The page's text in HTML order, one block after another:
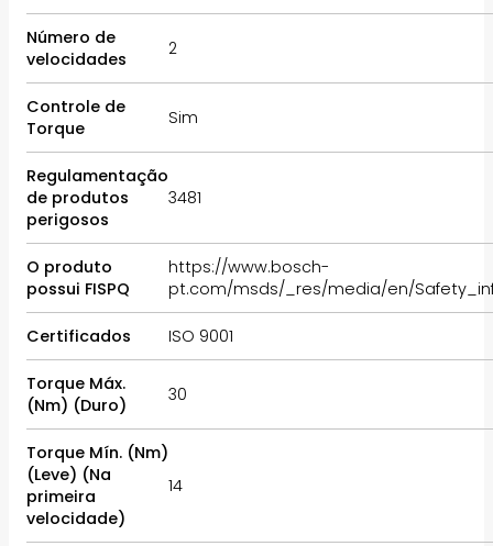
Número de
velocidades
2
Controle de
Torque
Sim
Regulamentação
de produtos
perigosos
3481
O produto
possui FISPQ
https://www.bosch-
pt.com/msds/_res/media/en/
Certificados ISO 9001
Torque Máx.
(Nm) (Duro)
30
Torque Mín. (Nm)
(Leve) (Na
primeira
velocidade)
14